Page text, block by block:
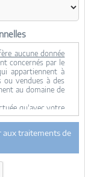
aucune donnée
concernés par le
appartiennent à
vendues à des
au domaine de
qu'avec votre
collectées pour
votre projet aux
internes et la
accès. Aucune
ceux décrits ci
aux traitements de